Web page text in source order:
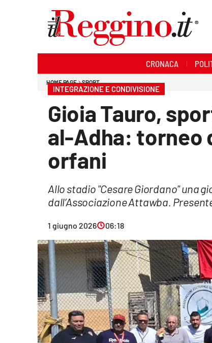
Streaming
Lac Network
CRONACA
HOME PAGE SPORT
INTEGRAZIONE E CONDIVISIONE
Gioia Tauro,
al-Adha: torneo
orfani
Allo stadio "Cesare Giordano" una
dall’Associazione Attawba.
1 giugno 2026 06:18